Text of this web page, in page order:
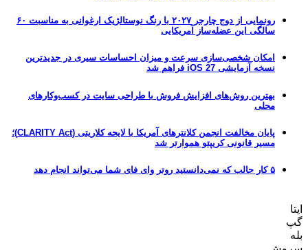
رونمایی از دوج چارجر ۲۰۲۷ با رنگ نوستالژیک ارغوانی به مناسبت ۶۰
سالگی این عضله‌ساز آمریکایی
امکان شخصی‌سازی سرعت و میزان احساسات سیری در جدیدترین
نسخه آزمایشی iOS 27 فراهم شد
بهترین روش‌های افزایش فروش با طراحی سایت در کسب‌وکارهای
محلی
پایان مخالفت انجمن کلانترهای آمریکا با لایحه کلاریتی (CLARITY Act)؛
مسیر قانونی کریپتو هموارتر شد
۵ کار جالب که نمی‌دانستید روتر وای فای شما می‌تواند انجام دهد
ایتا
گپ
بله